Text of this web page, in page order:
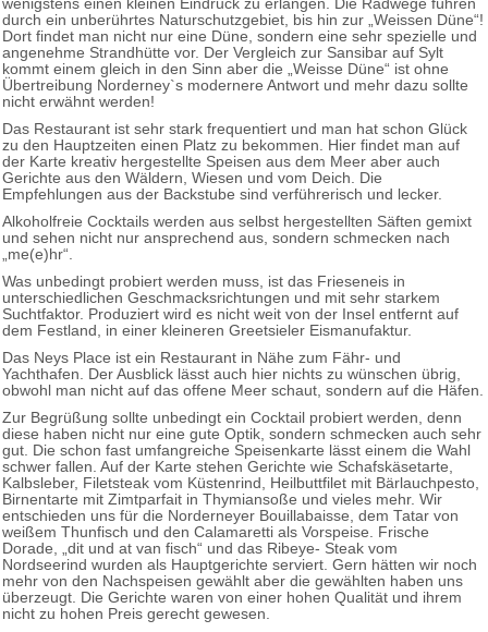
wenigstens einen kleinen Eindruck zu erlangen. Die Radwege führen
durch ein unberührtes Naturschutzgebiet, bis hin zur „Weissen Düne“!
Dort findet man nicht nur eine Düne, sondern eine sehr spezielle und
angenehme Strandhütte vor. Der Vergleich zur Sansibar auf Sylt
kommt einem gleich in den Sinn aber die „Weisse Düne“ ist ohne
Übertreibung Norderney`s modernere Antwort und mehr dazu sollte
nicht erwähnt werden!
Das Restaurant ist sehr stark frequentiert und man hat schon Glück
zu den Hauptzeiten einen Platz zu bekommen. Hier findet man auf
der Karte kreativ hergestellte Speisen aus dem Meer aber auch
Gerichte aus den Wäldern, Wiesen und vom Deich. Die
Empfehlungen aus der Backstube sind verführerisch und lecker.
Alkoholfreie Cocktails werden aus selbst hergestellten Säften gemixt
und sehen nicht nur ansprechend aus, sondern schmecken nach
„me(e)hr“.
Was unbedingt probiert werden muss, ist das Frieseneis in
unterschiedlichen Geschmacksrichtungen und mit sehr starkem
Suchtfaktor. Produziert wird es nicht weit von der Insel entfernt auf
dem Festland, in einer kleineren Greetsieler Eismanufaktur.
Das Neys Place ist ein Restaurant in Nähe zum Fähr- und
Yachthafen. Der Ausblick lässt auch hier nichts zu wünschen übrig,
obwohl man nicht auf das offene Meer schaut, sondern auf die Häfen.
Zur Begrüßung sollte unbedingt ein Cocktail probiert werden, denn
diese haben nicht nur eine gute Optik, sondern schmecken auch sehr
gut. Die schon fast umfangreiche Speisenkarte lässt einem die Wahl
schwer fallen. Auf der Karte stehen Gerichte wie Schafskäsetarte,
Kalbsleber, Filetsteak vom Küstenrind, Heilbuttfilet mit Bärlauchpesto,
Birnentarte mit Zimtparfait in Thymiansoße und vieles mehr. Wir
entschieden uns für die Norderneyer Bouillabaisse, dem Tatar von
weißem Thunfisch und den Calamaretti als Vorspeise. Frische
Dorade, „dit und at van fisch“ und das Ribeye- Steak vom
Nordseerind wurden als Hauptgerichte serviert. Gern hätten wir noch
mehr von den Nachspeisen gewählt aber die gewählten haben uns
überzeugt. Die Gerichte waren von einer hohen Qualität und ihrem
nicht zu hohen Preis gerecht gewesen.